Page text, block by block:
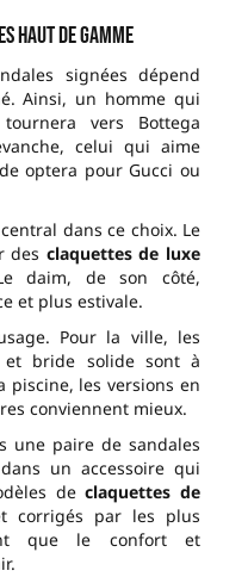
haut de gamme
signées dépend
Ainsi, un homme qui
vers Bottega
celui qui aime
optera pour Gucci ou
dans ce choix. Le
des claquettes de luxe
daim, de son côté,
et plus estivale.
Pour la ville, les
et bride solide sont à
piscine, les versions en
conviennent mieux.
une paire de sandales
un accessoire qui
declaquettes de
corrigés par les plus
que le confort et